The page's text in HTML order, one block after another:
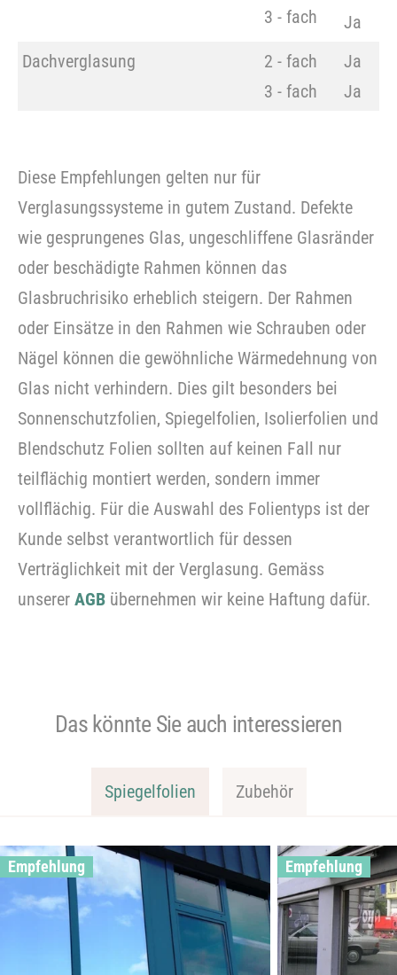
3 - fach
Ja
Dachverglasung
2 - fach
3 - fach
Ja
Ja
Diese Empfehlungen gelten nur für
Verglasungssysteme in gutem Zustand. Defekte
wie gesprungenes Glas, ungeschliffene Glasränder
oder beschädigte Rahmen können das
Glasbruchrisiko erheblich steigern. Der Rahmen
oder Einsätze in den Rahmen wie Schrauben oder
Nägel können die gewöhnliche Wärmedehnung von
Glas nicht verhindern. Dies gilt besonders bei
Sonnenschutzfolien, Spiegelfolien, Isolierfolien und
Blendschutz Folien sollten auf keinen Fall nur
teilflächig montiert werden, sondern immer
vollflächig. Für die Auswahl des Folientyps ist der
Kunde selbst verantwortlich für dessen
Verträglichkeit mit der Verglasung. Gemäss
unserer AGB übernehmen wir keine Haftung dafür.
Das könnte Sie auch interessieren
Spiegelfolien Zubehör
Empfehlung Empfehlung